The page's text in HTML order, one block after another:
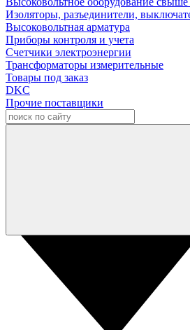
Изоляторы, разъединители,
Высоковольтная арматура
Приборы контроля и учета
Счетчики электроэнергии
Трансформаторы измерительные
Товары под заказ
DKC
Прочие поставщики